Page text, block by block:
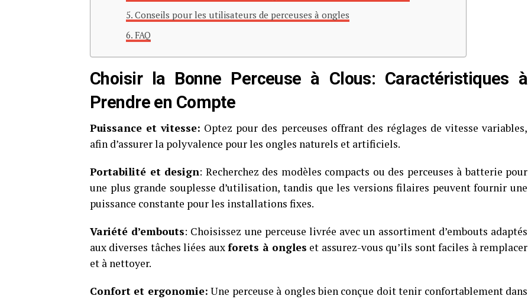
Conseils pour les utilisateurs de perceuses à ongles
FAQ
Choisir la Bonne Perceuse à Clous: Caractéristiques à
Prendre en Compte
Puissance et vitesse: Optez pour des perceuses offrant des réglages de vitesse variables,
afin d’assurer la polyvalence pour les ongles naturels et artificiels.
Portabilité et design: Recherchez des modèles compacts ou des perceuses à batterie pour
une plus grande souplesse d’utilisation, tandis que les versions filaires peuvent fournir une
puissance constante pour les installations fixes.
Variété d’embouts: Choisissez une perceuse livrée avec un assortiment d’embouts adaptés
aux diverses tâches liées auxforets à ongles et assurez-vous qu’ils sont faciles à remplacer
et à nettoyer.
Confort et ergonomie: Une perceuse à ongles bien conçue doit tenir confortablement dans